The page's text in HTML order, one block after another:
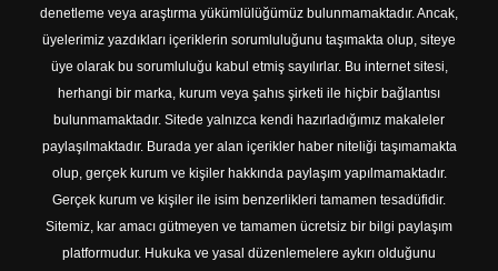
denetleme veya araştırma yükümlülüğümüz bulunmamaktadır. Ancak,
üyelerimiz yazdıkları içeriklerin sorumluluğunu taşımakta olup, siteye
üye olarak bu sorumluluğu kabul etmiş sayılırlar. Bu internet sitesi,
herhangi bir marka, kurum veya şahıs şirketi ile hiçbir bağlantısı
bulunmamaktadır. Sitede yalnızca kendi hazırladığımız makaleler
paylaşılmaktadır. Burada yer alan içerikler haber niteliği taşımamakta
olup, gerçek kurum ve kişiler hakkında paylaşım yapılmamaktadır.
Gerçek kurum ve kişiler ile isim benzerlikleri tamamen tesadüfidir.
Sitemiz, kar amacı gütmeyen ve tamamen ücretsiz bir bilgi paylaşım
platformudur. Hukuka ve yasal düzenlemelere aykırı olduğunu